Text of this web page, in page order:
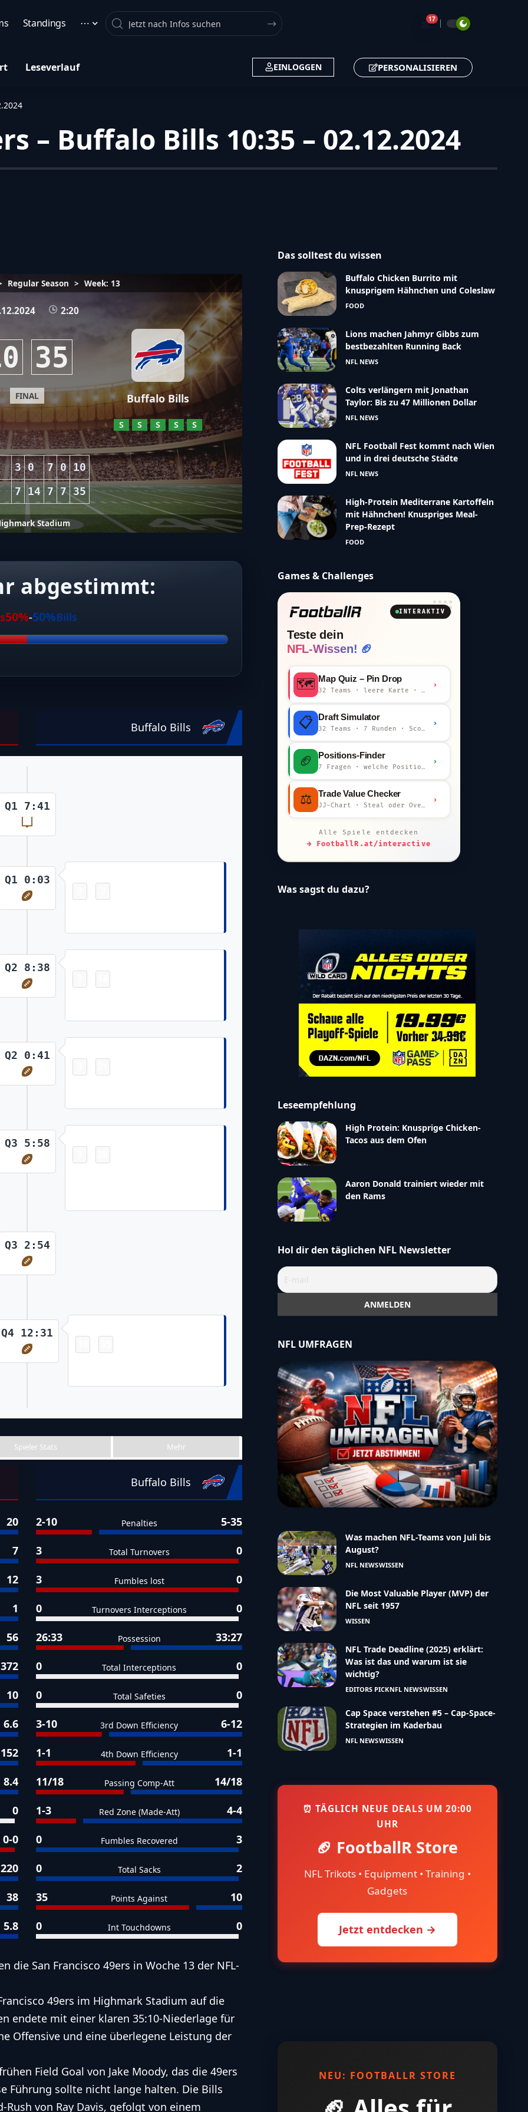
Standings ⋯ Search 🔔17
Leseverlauf EINLOGGEN PERSONALISIEREN
– Buffalo Bills 10:35 – 02.12.2024
Regular Season > Week: 13
2:20
35
FINAL Buffalo Bills
S S S S S
3 0 7 0 10
7 14 7 7 35
Stadium
abgestimmt:
50%-50%Bills
Buffalo Bills
Q1 7:41
Q1 0:03
Q2 8:38
Q2 0:41
Q3 5:58
Q3 2:54
Q4 12:31
Spieler Stats Mehr
Buffalo Bills
20
7
12
1
56
372
10
6.6
152
8.4
0
0-0
220
38
5.8
2-10 Penalties 5-35
3 Total Turnovers 0
3 Fumbles lost 0
0 Turnovers Interceptions 0
26:33 Possession 33:27
0 Total Interceptions 0
0 Total Safeties 0
3-10 3rd Down Efficiency 6-12
1-1 4th Down Efficiency 1-1
11/18 Passing Comp-Att 14/18
1-3 Red Zone (Made-Att) 4-4
0 Fumbles Recovered 3
0 Total Sacks 2
35 Points Against 10
0 Int Touchdowns 0
San Francisco 49ers in Woche 13 der NFL-
49ers im Highmark Stadium auf die
endete mit einer klaren 35:10-Niederlage für
Offensive und eine überlegene Leistung der
Field Goal von Jake Moody, das die 49ers
Führung sollte nicht lange halten. Die Bills
von Ray Davis, gefolgt von einem
Das solltest du wissen
Buffalo Chicken Burrito mit
knusprigem Hähnchen und Coleslaw
FOOD
Lions machen Jahmyr Gibbs zum
bestbezahlten Running Back
NFL NEWS
Colts verlängern mit Jonathan
Taylor: Bis zu 47 Millionen Dollar
NFL NEWS
NFL Football Fest kommt nach Wien
und in drei deutsche Städte
NFL NEWS
High-Protein Mediterrane Kartoffeln
mit Hähnchen! Knuspriges Meal-
Prep-Rezept
FOOD
Games & Challenges
INTERAKTIV
Teste dein
NFL-Wissen! 🏈
🗺️ Map Quiz – Pin Drop
›
📋 Draft Simulator
›
🏈 Positions-Finder
›
⚖️ Trade Value Checker
›
Alle Spiele entdecken
→ FootballR.at/interactive
Was sagst du dazu?
Leseempfehlung
High Protein: Knusprige Chicken-
Tacos aus dem Ofen
Aaron Donald trainiert wieder mit
den Rams
Hol dir den täglichen NFL Newsletter
NFL UMFRAGEN
Was machen NFL-Teams von Juli bis
August?
NFL NEWSWISSEN
Die Most Valuable Player (MVP) der
NFL seit 1957
WISSEN
NFL Trade Deadline (2025) erklärt:
Was ist das und warum ist sie
wichtig?
EDITORS PICKNFL NEWSWISSEN
Cap Space verstehen #5 – Cap-Space-
Strategien im Kaderbau
NFL NEWSWISSEN
⏰ TÄGLICH NEUE DEALS UM 20:00
UHR
🏈 FootballR Store
NFL Trikots • Equipment • Training •
Gadgets
Jetzt entdecken →
NEU: FOOTBALLR STORE